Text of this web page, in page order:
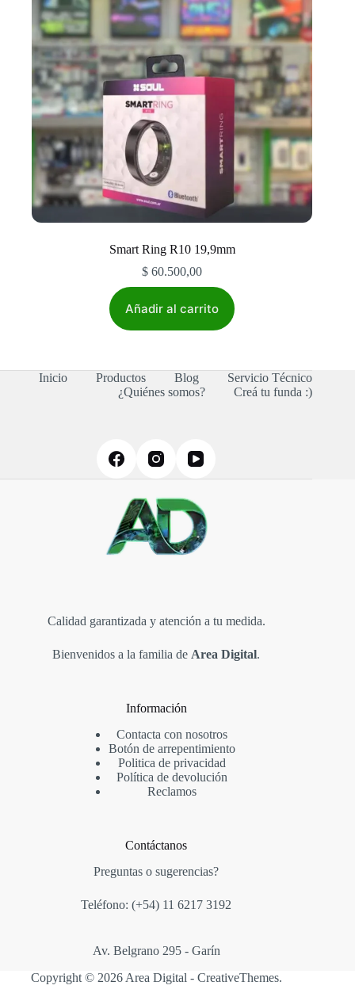
Smart Ring R10 19,9mm
$ 60.500,00
Añadir al carrito
Inicio Productos Blog
Servicio Técnico
¿Quiénes somos?
Creá tu funda :)
Calidad garantizada y atención a tu medida.
Bienvenidos a la familia deArea Digital.
Información
Contacta con nosotros
Botón de arrepentimiento
Politica de privacidad
Política de devolución
Reclamos
Contáctanos
Preguntas o sugerencias?
Teléfono: (+54) 11 6217 3192
Av. Belgrano 295 - Garín
Copyright © 2026 Area Digital - CreativeThemes.